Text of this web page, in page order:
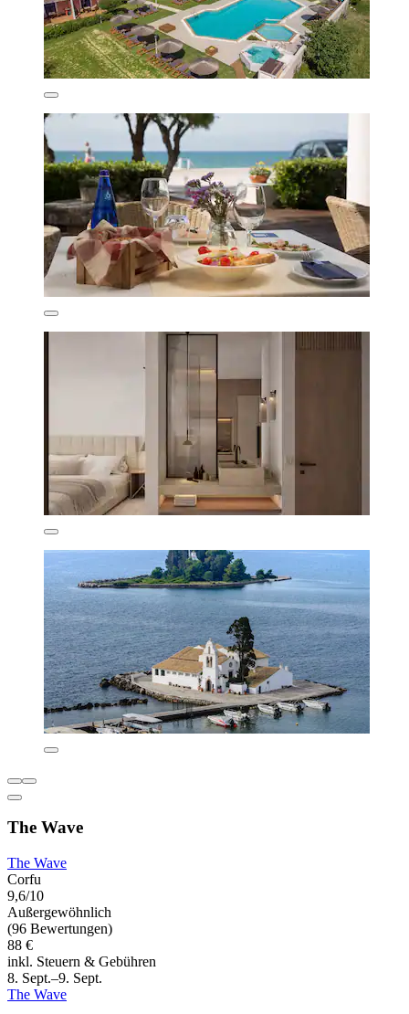
The Wave
The Wave
Corfu
9,6/10
Außergewöhnlich
(96 Bewertungen)
88 €
inkl. Steuern & Gebühren
8. Sept.–9. Sept.
The Wave